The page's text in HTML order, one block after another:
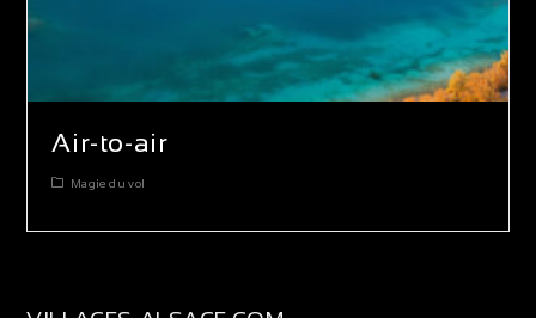
Air-to-air
Magie du vol